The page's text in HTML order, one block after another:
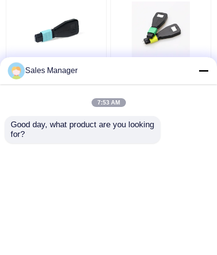
MTP MPO
Światłowodowa pętla
rozwiązań FTTx
Sales Manager
7:53 AM
Good day, what product are you looking
for?